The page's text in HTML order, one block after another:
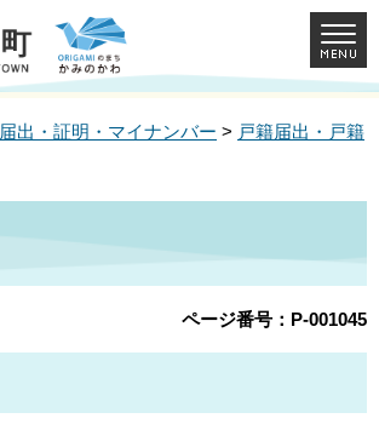
届出・証明・マイナンバー > 戸籍届出・戸籍
ページ番号：P-001045